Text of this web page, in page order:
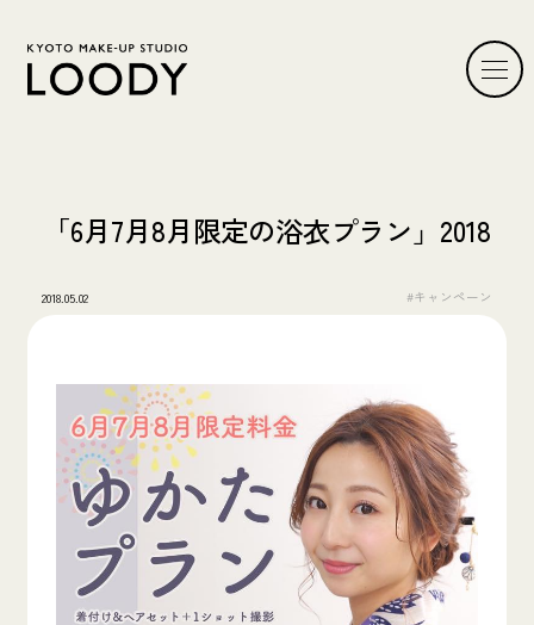
「6月7月8月限定の浴衣プラン」2018
2018.05.02 #キャンペーン